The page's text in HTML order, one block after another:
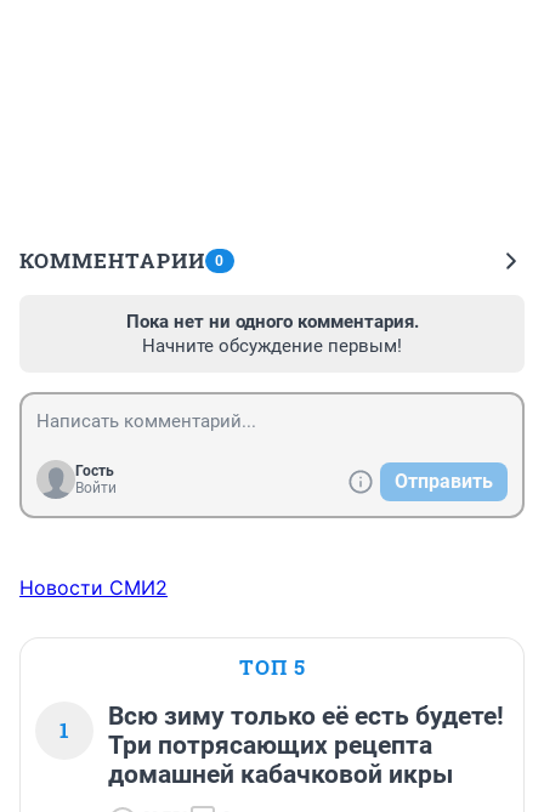
КОММЕНТАРИИ 0
Пока нет ни одного комментария.
Начните обсуждение первым!
Гость
Войти
Отправить
Новости СМИ2
ТОП 5
1
Всю зиму только её есть будете!
Три потрясающих рецепта
домашней кабачковой икры